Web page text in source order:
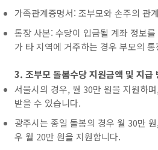
가족관계증명서: 조부모와 손주의 관
통장 사본: 수당이 입금될 계좌 정보
가 타 지역에 거주하는 경우 부모의
3. 조부모 돌봄수당 지원금액 및 지급
서울시의 경우, 월 30만 원을 지원하
받을 수 있습니다.
광주시는 종일 돌봄의 경우 월 30만
우 월 20만 원을 지원합니다.